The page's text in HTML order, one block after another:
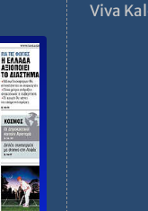
Viva